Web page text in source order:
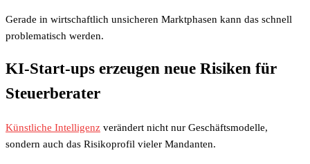
Gerade in wirtschaftlich unsicheren Marktphasen kann das schnell
problematisch werden.
KI-Start-ups erzeugen neue Risiken für
Steuerberater
Künstliche Intelligenz verändert nicht nur Geschäftsmodelle,
sondern auch das Risikoprofil vieler Mandanten.